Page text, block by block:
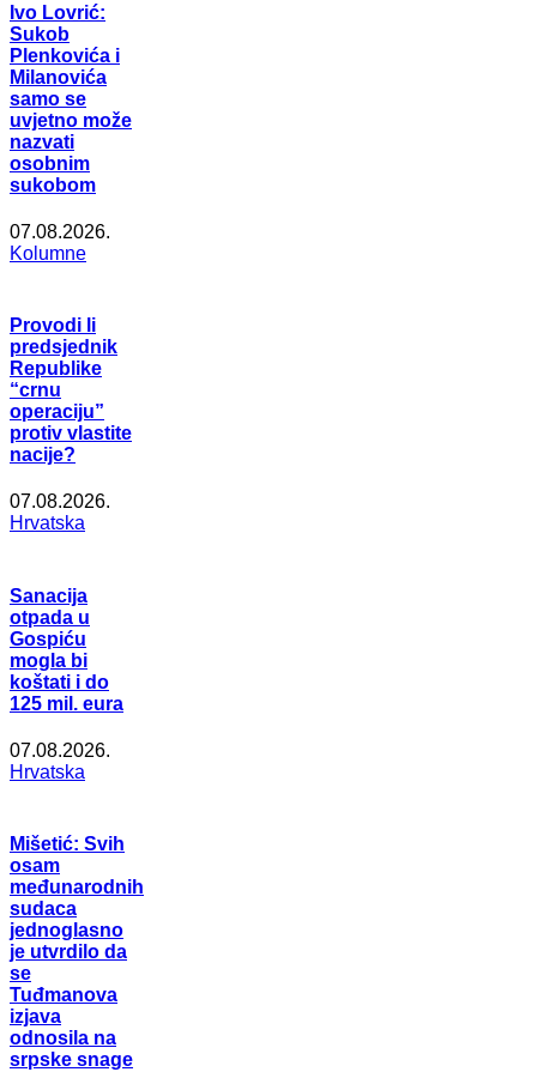
Ivo Lovrić:
Sukob
Plenkovića i
Milanovića
samo se
uvjetno može
nazvati
osobnim
sukobom
07.08.2026.
Kolumne
Provodi li
predsjednik
Republike
“crnu
operaciju”
protiv vlastite
nacije?
07.08.2026.
Hrvatska
Sanacija
otpada u
Gospiću
mogla bi
koštati i do
125 mil. eura
07.08.2026.
Hrvatska
Mišetić: Svih
osam
međunarodnih
sudaca
jednoglasno
je utvrdilo da
se
Tuđmanova
izjava
odnosila na
srpske snage